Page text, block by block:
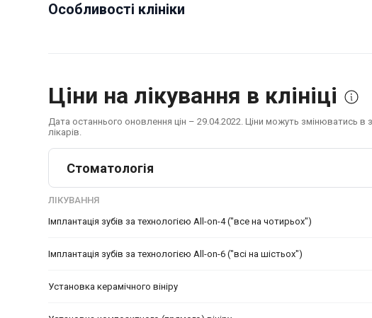
Особливості клініки
Ціни на лікування в клініці
Дата останнього оновлення цін – 29.04.2022. Ціни можуть змінюватись в
лікарів.
Стоматологія
ЛІКУВАННЯ
Імплантація зубів за технологією All-on-4 ("все на чотирьох")
Імплантація зубів за технологією All-on-6 ("всі на шістьох")
Установка керамічного вініру